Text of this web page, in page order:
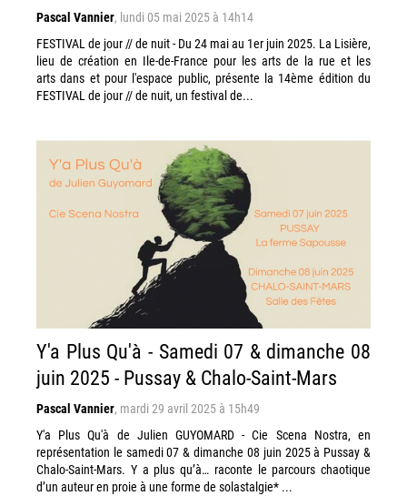
Pascal Vannier, lundi 05 mai 2025 à 14h14
FESTIVAL de jour // de nuit - Du 24 mai au 1er juin 2025. La Lisière,
lieu de création en Ile-de-France pour les arts de la rue et les
arts dans et pour l'espace public, présente la 14ème édition du
FESTIVAL de jour // de nuit, un festival de...
Y'a Plus Qu'à - Samedi 07 & dimanche 08
juin 2025 - Pussay & Chalo-Saint-Mars
Pascal Vannier, mardi 29 avril 2025 à 15h49
Y'a Plus Qu'à de Julien GUYOMARD - Cie Scena Nostra, en
représentation le samedi 07 & dimanche 08 juin 2025 à Pussay &
Chalo-Saint-Mars. ​Y a plus qu’à… raconte le parcours chaotique
d’un auteur en proie à une forme de solastalgie* ...